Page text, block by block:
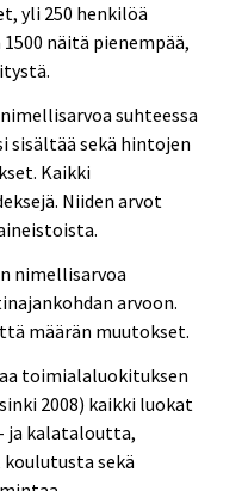
yli 250 henkilöä
näitä pienempää,
suhteessa
sisältää sekä hintojen
Kaikki
Niiden arvot
nimellisarvoa
arvoon.
määrän muutokset.
toimialaluokituksen
2008) kaikki luokat
ja kalataloutta,
sekä